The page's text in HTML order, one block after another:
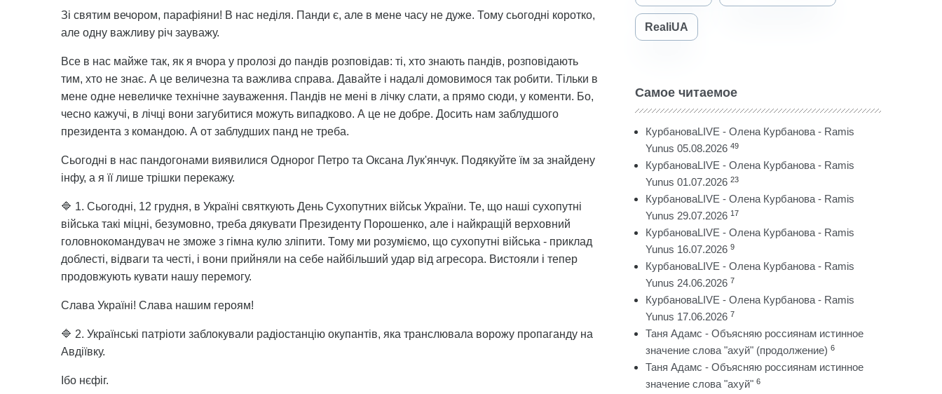
Зі святим вечором, парафіяни! В нас неділя. Панди є, але в мене часу не дуже. Тому сьогодні коротко,
але одну важливу річ зауважу.
Все в нас майже так, як я вчора у пролозі до пандів розповідав: ті, хто знають пандів, розповідають
тим, хто не знає. А це величезна та важлива справа. Давайте і надалі домовимося так робити. Тільки в
мене одне невеличке технічне зауваження. Пандів не мені в лічку слати, а прямо сюди, у коменти. Бо,
чесно кажучі, в лічці вони загубитися можуть випадково. А це не добре. Досить нам заблудшого
президента з командою. А от заблудших панд не треба.
Сьогодні в нас пандогонами виявилися Однорог Петро та Оксана Лук'янчук. Подякуйте їм за знайдену
інфу, а я її лише трішки перекажу.
🔷 1. Сьогодні, 12 грудня, в Україні святкують День Сухопутних військ України. Те, що наші сухопутні
війська такі міцні, безумовно, треба дякувати Президенту Порошенко, але і найкращій верховний
головнокомандувач не зможе з гімна кулю зліпити. Тому ми розуміємо, що сухопутні війська - приклад
доблесті, відваги та честі, і вони прийняли на себе найбільший удар від агресора. Вистояли і тепер
продовжують кувати нашу перемогу.
Слава Україні! Слава нашим героям!
🔷 2. Українські патріоти заблокували радіостанцію окупантів, яка транслювала ворожу пропаганду на
Авдіївку.
Ібо нєфіг.
RealiUA
Самое читаемое
КурбановаLIVE - Олена Курбанова - Ramis
Yunus 05.08.2026 49
КурбановаLIVE - Олена Курбанова - Ramis
Yunus 01.07.2026 23
КурбановаLIVE - Олена Курбанова - Ramis
Yunus 29.07.2026 17
КурбановаLIVE - Олена Курбанова - Ramis
Yunus 16.07.2026 9
КурбановаLIVE - Олена Курбанова - Ramis
Yunus 24.06.2026 7
КурбановаLIVE - Олена Курбанова - Ramis
Yunus 17.06.2026 7
Таня Адамс - Объясняю россиянам истинное
значение слова "ахуй" (продолжение) 6
Таня Адамс - Объясняю россиянам истинное
значение слова "ахуй" 6